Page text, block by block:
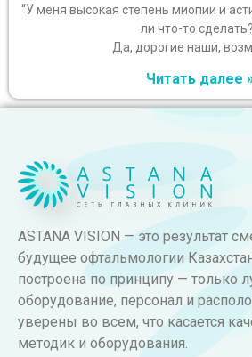
“У меня высокая степень миопии и
ли что-то
Да, дорогие наши,
Читать далее
ASTANA VISION — это результат
будущее офтальмологии
построена по принципу — только
оборудование, персонал и
уверены во всем, что касается
методик и оборудования.